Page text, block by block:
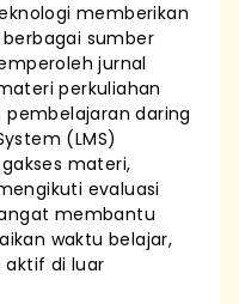
memberikan
sumber
jurnal
perkuliahan
pembelajaran daring
(LMS)
materi,
evaluasi
membantu
waktu belajar,
di luar